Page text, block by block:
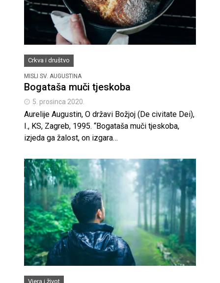
Crkva i društvo
MISLI SV. AUGUSTINA
Bogataša muči tjeskoba
5. prosinca 2020.
Aurelije Augustin, O državi Božjoj (De civitate Dei),
I., KS, Zagreb, 1995. “Bogataša muči tjeskoba,
izjeda ga žalost, on izgara…
Vjera i život